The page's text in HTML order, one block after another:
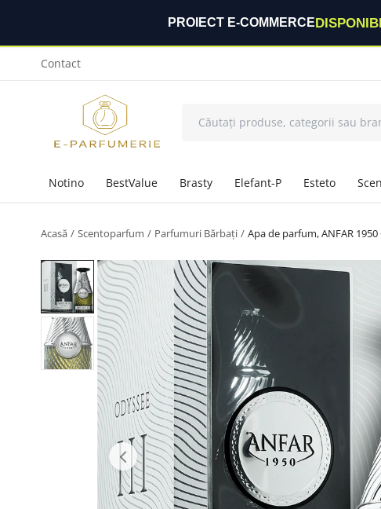
PROIECT E-COMMERCE
Contact
Notino BestValue Brasty Elefant-P Esteto
Acasă Scentoparfum Parfumuri Bărbați Apa de parfum, ANFAR 1950